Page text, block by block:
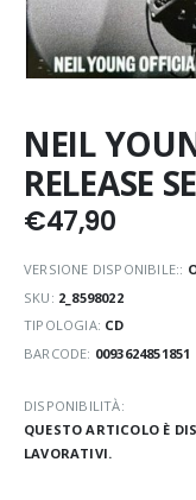
NEIL
RELEASE
€47,90
VERSIONE DISPONIBILE::
SKU: 2_8598022
TIPOLOGIA: CD
BARCODE: 0093624851851
DISPONIBILITÀ:
QUESTO ARTICOLO È
LAVORATIVI.